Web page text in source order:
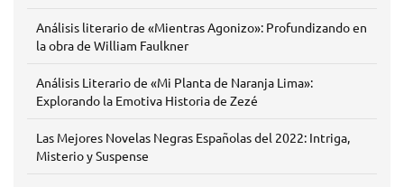
Análisis literario de «Mientras Agonizo»: Profundizando en
la obra de William Faulkner
Análisis Literario de «Mi Planta de Naranja Lima»:
Explorando la Emotiva Historia de Zezé
Las Mejores Novelas Negras Españolas del 2022: Intriga,
Misterio y Suspense